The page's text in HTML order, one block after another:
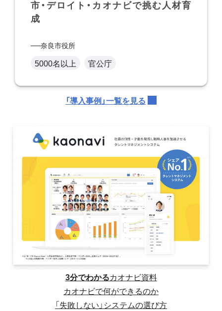
市・デロイト・カオナビで挑む人材育
成
奈良市役所
5000名以上 官公庁
「導入事例」一覧を見る
3分でわかるカオナビ資料
カオナビで何ができるのか
「失敗しない」システムの選び方